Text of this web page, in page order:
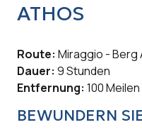
ATHOS
Route: Miraggio - Berg
Dauer: 9 Stunden
Entfernung: 100 Meilen
BEWUNDERN